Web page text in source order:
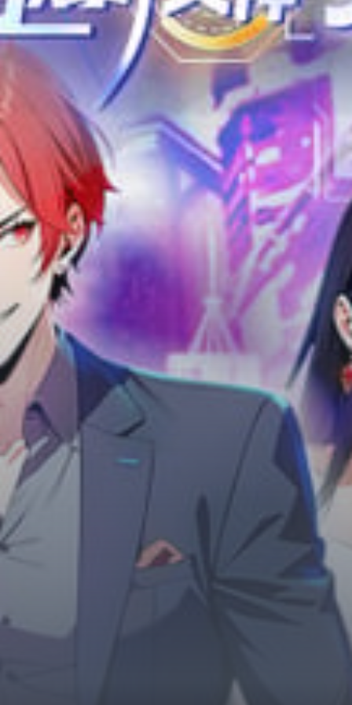
Adventure
Slice Of Life
School Life
Manga
Supernatural
Xuyên Không
Shounen
Cổ Đại
Mystery
Webtoon
Horror
Chuyển Sinh
Psychological
Martial Arts
Shoujo